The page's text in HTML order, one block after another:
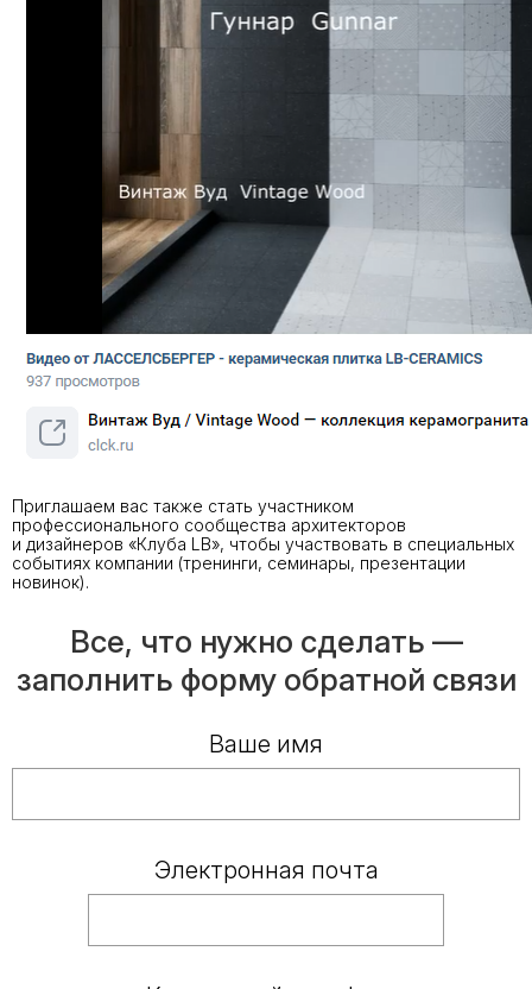
Приглашаем вас также стать участником
профессионального сообщества архитекторов
и дизайнеров «Клуба LB», чтобы участвовать в специальных
событиях компании (тренинги, семинары, презентации
новинок).
Все, что нужно сделать —
заполнить форму обратной связи
Ваше имя
Электронная почта